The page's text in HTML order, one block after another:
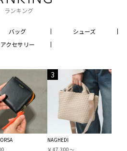
ランキング
バッグ
シューズ
アクセサリー
3
NAGHEDI
￥47,300 〜